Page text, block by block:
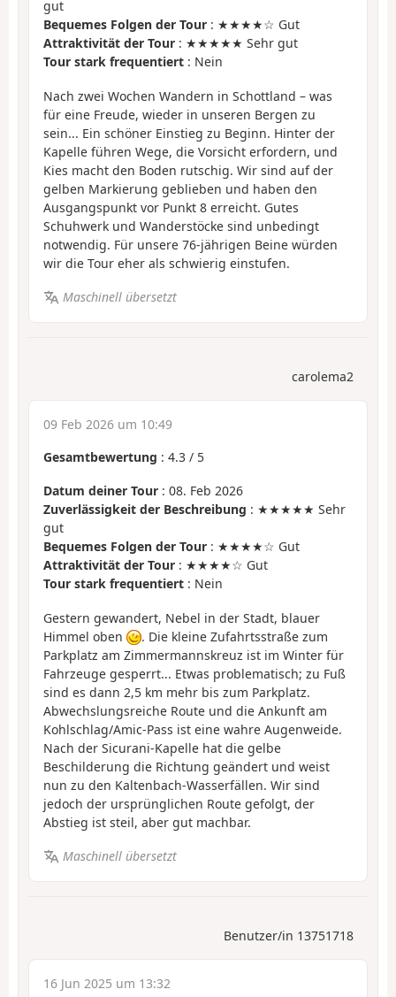
gut
Bequemes Folgen der Tour : ★★★★☆ Gut
Attraktivität der Tour : ★★★★★ Sehr gut
Tour stark frequentiert : Nein
Nach zwei Wochen Wandern in Schottland – was
für eine Freude, wieder in unseren Bergen zu
sein... Ein schöner Einstieg zu Beginn. Hinter der
Kapelle führen Wege, die Vorsicht erfordern, und
Kies macht den Boden rutschig. Wir sind auf der
gelben Markierung geblieben und haben den
Ausgangspunkt vor Punkt 8 erreicht. Gutes
Schuhwerk und Wanderstöcke sind unbedingt
notwendig. Für unsere 76-jährigen Beine würden
wir die Tour eher als schwierig einstufen.
Maschinell übersetzt
carolema2
09 Feb 2026 um 10:49
Gesamtbewertung : 4.3 / 5
Datum deiner Tour : 08. Feb 2026
Zuverlässigkeit der Beschreibung : ★★★★★ Sehr
gut
Bequemes Folgen der Tour : ★★★★☆ Gut
Attraktivität der Tour : ★★★★☆ Gut
Tour stark frequentiert : Nein
Gestern gewandert, Nebel in der Stadt, blauer
Himmel oben
. Die kleine Zufahrtsstraße zum
Parkplatz am Zimmermannskreuz ist im Winter für
Fahrzeuge gesperrt... Etwas problematisch; zu Fuß
sind es dann 2,5 km mehr bis zum Parkplatz.
Abwechslungsreiche Route und die Ankunft am
Kohlschlag/Amic-Pass ist eine wahre Augenweide.
Nach der Sicurani-Kapelle hat die gelbe
Beschilderung die Richtung geändert und weist
nun zu den Kaltenbach-Wasserfällen. Wir sind
jedoch der ursprünglichen Route gefolgt, der
Abstieg ist steil, aber gut machbar.
Maschinell übersetzt
Benutzer/in 13751718
16 Jun 2025 um 13:32